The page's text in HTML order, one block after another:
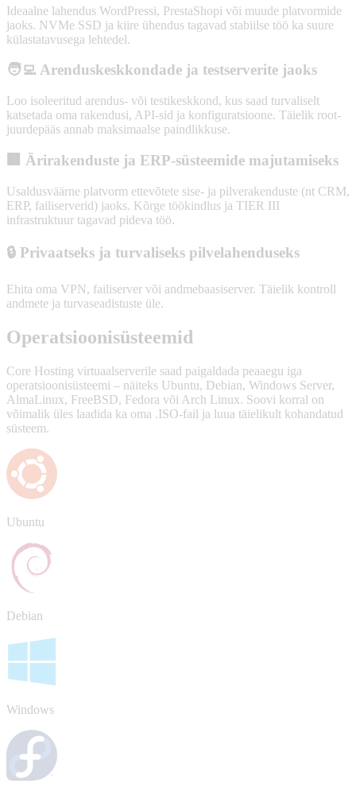
Ideaalne lahendus WordPressi, PrestaShopi või muude platvormide
jaoks. NVMe SSD ja kiire ühendus tagavad stabiilse töö ka suure
külastatavusega lehtedel.
🧑‍💻 Arenduskeskkondade ja testserverite jaoks
Loo isoleeritud arendus- või testikeskkond, kus saad turvaliselt
katsetada oma rakendusi, API-sid ja konfiguratsioone. Täielik root-
juurdepääs annab maksimaalse paindlikkuse.
🏢 Ärirakenduste ja ERP-süsteemide majutamiseks
Usaldusväärne platvorm ettevõtete sise- ja pilverakenduste (nt CRM,
ERP, failiserverid) jaoks. Kõrge töökindlus ja TIER III
infrastruktuur tagavad pideva töö.
🔒 Privaatseks ja turvaliseks pilvelahenduseks
Ehita oma VPN, failiserver või andmebaasiserver. Täielik kontroll
andmete ja turvaseadistuste üle.
Operatsioonisüsteemid
Core Hosting virtuaalserverile saad paigaldada peaaegu iga
operatsioonisüsteemi – näiteks Ubuntu, Debian, Windows Server,
AlmaLinux, FreeBSD, Fedora või Arch Linux. Soovi korral on
võimalik üles laadida ka oma .ISO-fail ja luua täielikult kohandatud
süsteem.
Ubuntu
Debian
Windows